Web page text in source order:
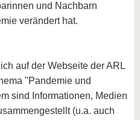
und Nachbarn
verändert hat.
auf der Webseite der ARL
"Pandemie und
sind Informationen, Medien
(u.a. auch